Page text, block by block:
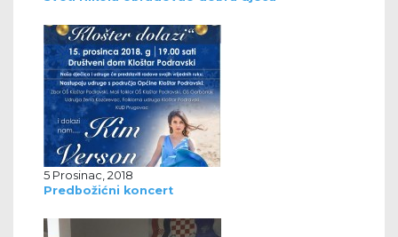
5 Prosinac, 2018
Predbožićni koncert